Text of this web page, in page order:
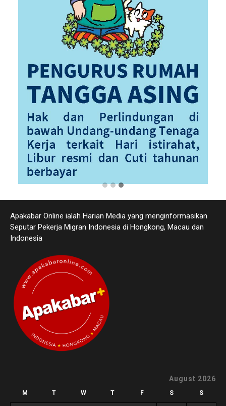
Apakabar Online ialah Harian Media yang menginformasikan
Seputar Pekerja Migran Indonesia di Hongkong, Macau dan
Indonesia
August 2026
M T W T F S S